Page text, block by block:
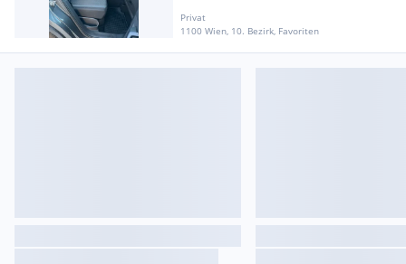
Privat
1100 Wien, 10. Bezirk, Favoriten